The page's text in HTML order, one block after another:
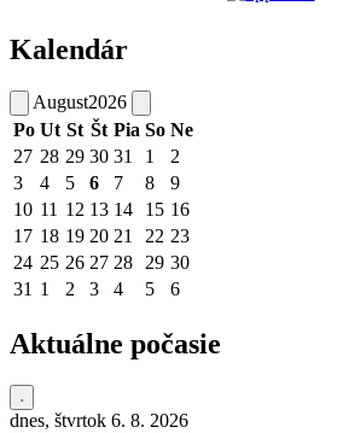
Kalendár
August2026
Po Ut St Št Pia So Ne
27 28 29 30 31 1
2
3
4 5 6 7 8
9
10 11 12 13 14 15 16
17 18 19 20 21 22 23
24 25 26 27 28 29 30
31 1 2 3 4 5 6
Aktuálne počasie
dnes, štvrtok 6. 8. 2026